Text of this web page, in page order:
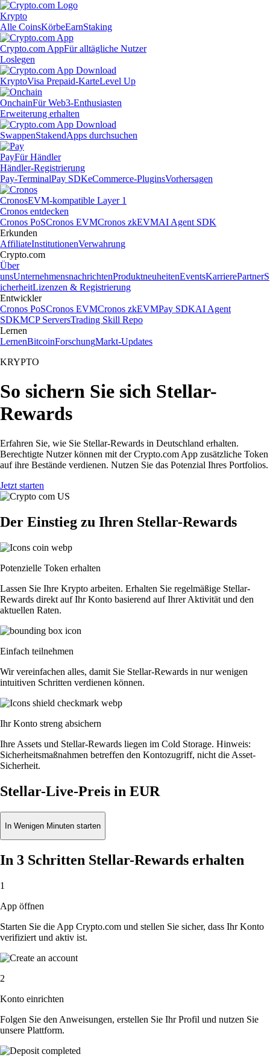
Krypto
Alle CoinsKörbeEarnStaking
Crypto.com AppFür alltägliche Nutzer
Loslegen
KryptoVisa Prepaid-KarteLevel Up
OnchainFür Web3-Enthusiasten
Erweiterung erhalten
SwappenStakendApps durchsuchen
PayFür Händler
Händler-Registrierung
Pay-TerminalPay SDKeCommerce-PluginsVorhersagen
CronosEVM-kompatible Layer 1
Cronos entdecken
Cronos PoSCronos EVMCronos zkEVMAI Agent SDK
Erkunden
AffiliateInstitutionenVerwahrung
Crypto.com
Über
unsUnternehmensnachrichtenProduktneuheitenEventsKarrierePartnerS
icherheitLizenzen & Registrierung
Entwickler
Cronos PoSCronos EVMCronos zkEVMPay SDKAI Agent
SDKMCP ServersTrading Skill Repo
Lernen
LernenBitcoinForschungMarkt-Updates
KRYPTO
So sichern Sie sich Stellar-
Rewards
Erfahren Sie, wie Sie Stellar-Rewards in Deutschland erhalten.
Berechtigte Nutzer können mit der Crypto.com App zusätzliche Token
auf ihre Bestände verdienen. Nutzen Sie das Potenzial Ihres Portfolios.
Jetzt starten
Der Einstieg zu Ihren Stellar-Rewards
Potenzielle Token erhalten
Lassen Sie Ihre Krypto arbeiten. Erhalten Sie regelmäßige Stellar-
Rewards direkt auf Ihr Konto basierend auf Ihrer Aktivität und den
aktuellen Raten.
Einfach teilnehmen
Wir vereinfachen alles, damit Sie Stellar-Rewards in nur wenigen
intuitiven Schritten verdienen können.
Ihr Konto streng absichern
Ihre Assets und Stellar-Rewards liegen im Cold Storage. Hinweis:
Sicherheitsmaßnahmen betreffen den Kontozugriff, nicht die Asset-
Sicherheit.
Stellar-Live-Preis in EUR
In Wenigen Minuten starten
In 3 Schritten Stellar-Rewards erhalten
1
App öffnen
Starten Sie die App Crypto.com und stellen Sie sicher, dass Ihr Konto
verifiziert und aktiv ist.
2
Konto einrichten
Folgen Sie den Anweisungen, erstellen Sie Ihr Profil und nutzen Sie
unsere Plattform.